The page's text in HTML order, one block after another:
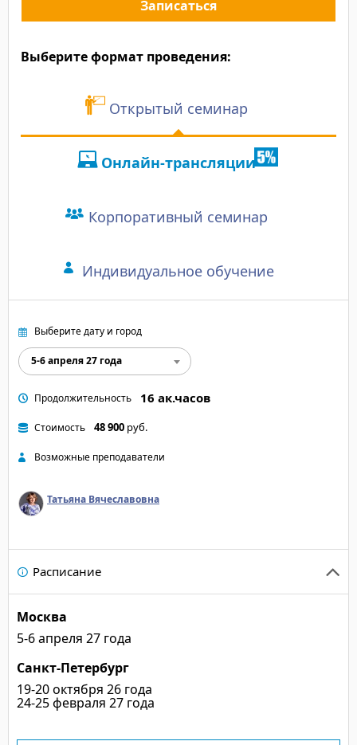
Записаться
Выберите формат проведения:
Открытый семинар
Онлайн-трансляции
Корпоративный семинар
Индивидуальное обучение
Выберите дату и город
5-6 апреля 27 года
Продолжительность 16 ак.часов
Стоимость 48 900 руб.
Возможные преподаватели
Татьяна Вячеславовна
Расписание
Москва
5-6 апреля 27 года
Санкт-Петербург
19-20 октября 26 года
24-25 февраля 27 года
"Очень приятно и